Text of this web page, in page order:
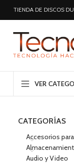
TIENDA DE DISCOS
VER
CATEGORÍAS
Accesorios
Audio y Video